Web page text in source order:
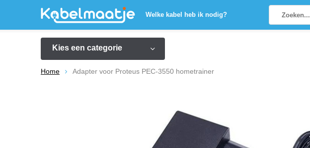
Welke kabel heb ik nodig?
Kies een categorie
Home Adapter voor Proteus PEC-3550 hometrainer